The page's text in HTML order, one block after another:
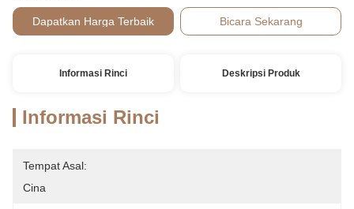
Dapatkan Harga Terbaik Bicara Sekarang
Informasi Rinci Deskripsi Produk
Informasi Rinci
Tempat Asal:
Cina